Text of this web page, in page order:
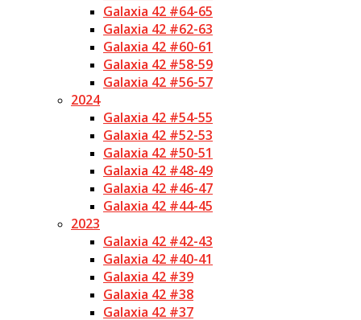
Galaxia 42 #64-65
Galaxia 42 #62-63
Galaxia 42 #60-61
Galaxia 42 #58-59
Galaxia 42 #56-57
2024
Galaxia 42 #54-55
Galaxia 42 #52-53
Galaxia 42 #50-51
Galaxia 42 #48-49
Galaxia 42 #46-47
Galaxia 42 #44-45
2023
Galaxia 42 #42-43
Galaxia 42 #40-41
Galaxia 42 #39
Galaxia 42 #38
Galaxia 42 #37